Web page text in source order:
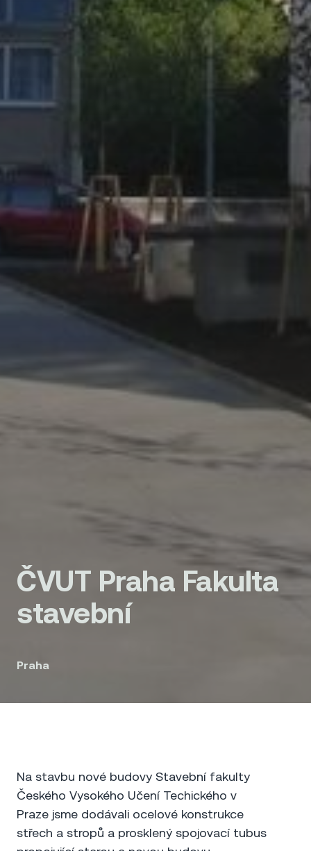
ČVUT Praha Fakulta
stavební
Praha
Na stavbu nové budovy Stavební fakulty
Českého Vysokého Učení Techického v
Praze jsme dodávali ocelové konstrukce
střech a stropů a prosklený spojovací tubus